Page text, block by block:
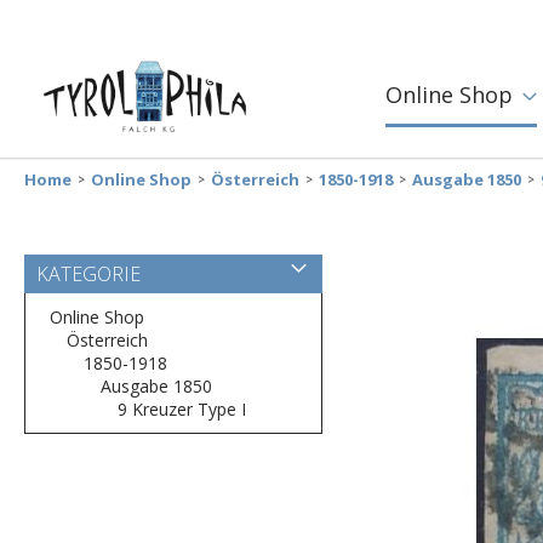
Online Shop
Home Online Shop Österreich 1850-1918 Ausgabe 1850
KATEGORIE
Online Shop
Österreich
1850-1918
Ausgabe 1850
9 Kreuzer Type I